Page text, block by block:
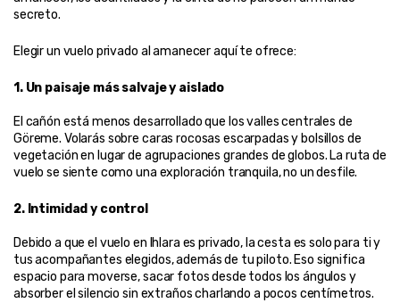
secreto.
Elegir un vuelo privado al amanecer aquí te ofrece:
1. Un paisaje más salvaje y aislado
El cañón está menos desarrollado que los valles centrales de
Göreme. Volarás sobre caras rocosas escarpadas y bolsillos de
vegetación en lugar de agrupaciones grandes de globos. La ruta de
vuelo se siente como una exploración tranquila, no un desfile.
2. Intimidad y control
Debido a que el vuelo en Ihlara es privado, la cesta es solo para ti y
tus acompañantes elegidos, además de tu piloto. Eso significa
espacio para moverse, sacar fotos desde todos los ángulos y
absorber el silencio sin extraños charlando a pocos centímetros.